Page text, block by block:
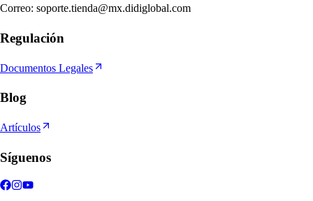
Correo: soporte.tienda@mx.didiglobal.com
Regulación
Documentos Legales
Blog
Artículos
Síguenos